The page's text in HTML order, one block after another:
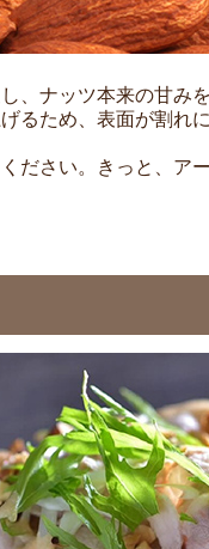
、ナッツ本来の甘み
るため、表面が割れ
ださい。きっと、ア